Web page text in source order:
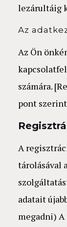
lezárultáig
Az
Az Ön
számára.
pont
A
tárolásával
adatait
megadni)